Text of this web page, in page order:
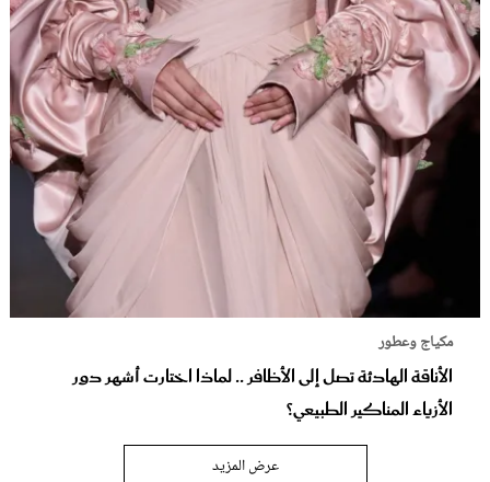
مكياج وعطور
الأناقة الهادئة تصل إلى الأظافر .. لماذا اختارت أشهر دور
الأزياء المناكير الطبيعي؟
عرض المزيد